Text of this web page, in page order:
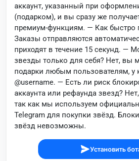
аккаунт, указанный при
(подарком), и вы сразу же
премиум-функциям. — Как быстро
Заказы отправляются
приходят в течение 15 секунд. —
звезды только для себя? Нет, вы
подарки любым пользователям, у
@username. — Есть ли риск
аккаунта или рефаунда звезд? Нет,
так как мы используем
Telegram для покупки звёзд.
звёзд невозможны.
Установить